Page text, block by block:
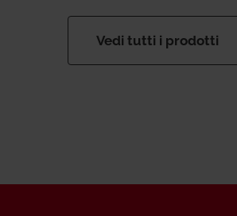
Vedi tutti i prodotti